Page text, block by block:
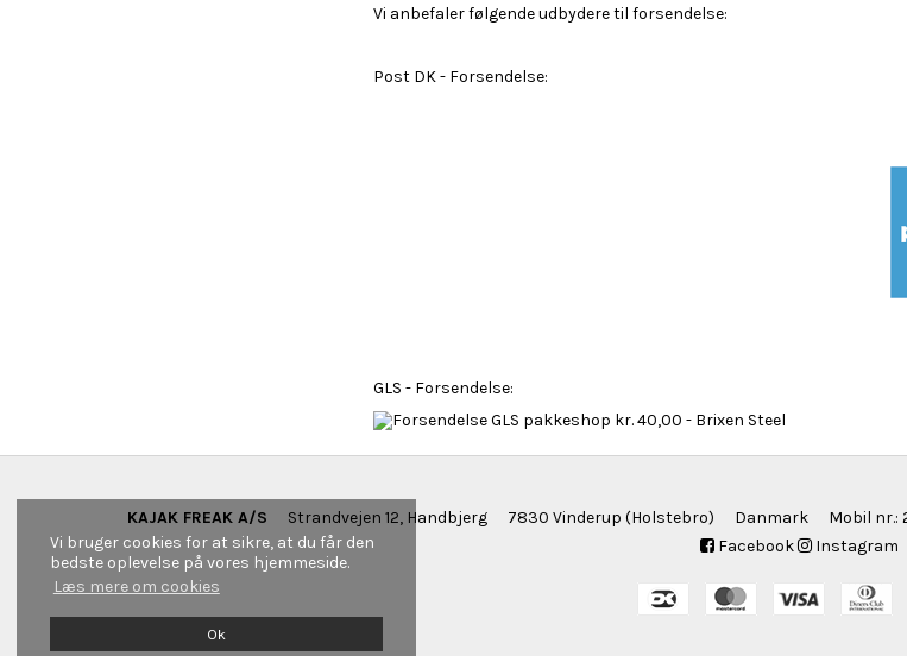
Vi bruger cookies for at sikre, at du får den
bedste oplevelse på vores hjemmeside.
Læs mere om cookies
Ok
Vi anbefaler følgende udbydere til forsendelse:
Post DK - Forsendelse:
GLS - Forsendelse:
KAJAK FREAK A/S Strandvejen 12, Handbjerg 7830 Vinderup (Holstebro) Danmark Mobil nr.:
Facebook
Instagram